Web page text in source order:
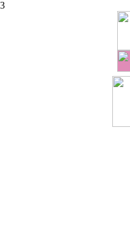
3